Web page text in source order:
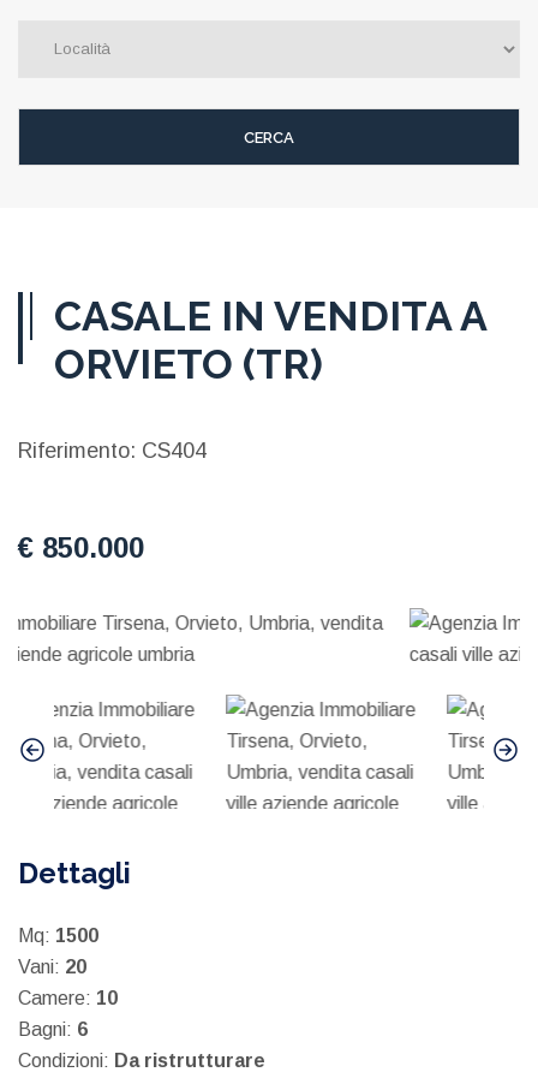
CASALE IN VENDITA A
ORVIETO (TR)
Riferimento: CS404
€ 850.000
Dettagli
Mq: 1500
Vani: 20
Camere: 10
Bagni: 6
Condizioni: Da ristrutturare